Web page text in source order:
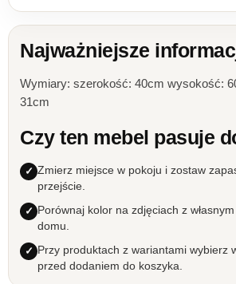
Najważniejsze
Wymiary: szerokość: 40cm wysokość:
31cm
Czy ten mebel pasuje
Zmierz miejsce w pokoju i zostaw
przejście.
Porównaj kolor na zdjęciach z
domu.
Przy produktach z wariantami wybierz
przed dodaniem do koszyka.